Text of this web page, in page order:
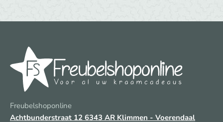
Freubelshoponline
Achtbunderstraat 12 6343 AR Klimmen - Voerendaal